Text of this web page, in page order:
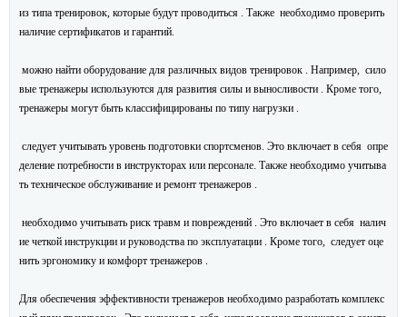
из типа тренировок, которые будут проводиться . Также необходимо проверить
наличие сертификатов и гарантий.
можно найти оборудование для различных видов тренировок . Например, сило
вые тренажеры используются для развития силы и выносливости . Кроме того,
тренажеры могут быть классифицированы по типу нагрузки .
следует учитывать уровень подготовки спортсменов. Это включает в себя опре
деление потребности в инструкторах или персонале. Также необходимо учитыва
ть техническое обслуживание и ремонт тренажеров .
необходимо учитывать риск травм и повреждений . Это включает в себя налич
ие четкой инструкции и руководства по эксплуатации . Кроме того, следует оце
нить эргономику и комфорт тренажеров .
Для обеспечения эффективности тренажеров необходимо разработать комплекс